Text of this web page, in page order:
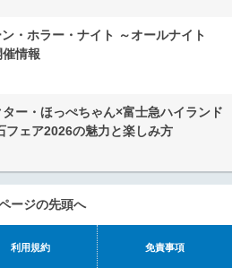
・ホラー・ナイト ～オールナイト
情報
ー・ほっぺちゃん×富士急ハイランド
フェア2026の魅力と楽しみ方
ージの先頭へ
利用規約 免責事項